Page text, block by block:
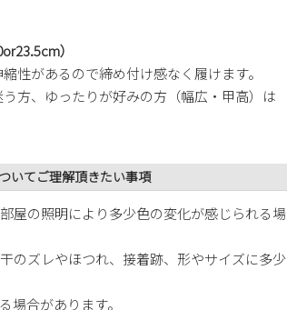
）
性があるので締め付け感なく履けます。
方、ゆったりが好みの方（幅広・甲高）は
いてご理解頂きたい事項
屋の照明により多少色の変化が感じられる場
のズレやほつれ、接着跡、形やサイズに多少
場合があります。